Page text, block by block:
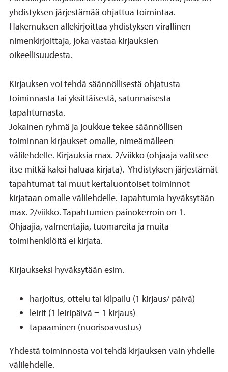
yhdistyksen järjestämää ohjattua toimintaa.
Hakemuksen allekirjoittaa yhdistyksen virallinen
nimenkirjoittaja, joka vastaa kirjauksien
oikeellisuudesta.
Kirjauksen voi tehdä säännöllisestä ohjatusta
toiminnasta tai yksittäisestä, satunnaisesta
tapahtumasta.
Jokainen ryhmä ja joukkue tekee säännöllisen
toiminnan kirjaukset omalle, nimeämälleen
välilehdelle. Kirjauksia max. 2/viikko (ohjaaja valitsee
itse mitkä kaksi haluaa kirjata). Yhdistyksen järjestämät
tapahtumat tai muut kertaluontoiset toiminnot
kirjataan omalle välilehdelle. Tapahtumia hyväksytään
max. 2/viikko. Tapahtumien painokerroin on 1.
Ohjaajia, valmentajia, tuomareita ja muita
toimihenkilöitä ei kirjata.
Kirjaukseksi hyväksytään esim.
harjoitus, ottelu tai kilpailu (1 kirjaus/ päivä)
leirit (1 leiripäivä = 1 kirjaus)
tapaaminen (nuorisoavustus)
Yhdestä toiminnosta voi tehdä kirjauksen vain yhdelle
välilehdelle.